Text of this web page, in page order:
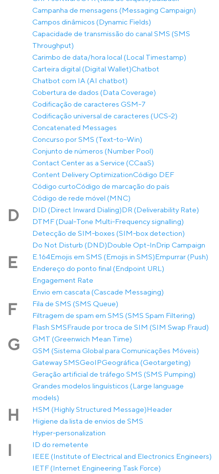
Campanha de mensagens (Messaging Campaign)
Campos dinâmicos (Dynamic Fields)
Capacidade de transmissão do canal SMS (SMS
Throughput)
Carimbo de data/hora local (Local Timestamp)
Carteira digital (Digital Wallet)Chatbot
Chatbot com IA (AI chatbot)
Cobertura de dados (Data Coverage)
Codificação de caracteres GSM-7
Codificação universal de caracteres (UCS-2)
Concatenated Messages
Concurso por SMS (Text-to-Win)
Conjunto de números (Number Pool)
Contact Center as a Service (CCaaS)
Content Delivery OptimizationCódigo DEF
Código curtoCódigo de marcação do país
Código de rede móvel (MNC)
D DID (Direct Inward Dialing)DR (Deliverability Rate)
DTMF (Dual-Tone Multi-Frequency signalling)
Detecção de SIM-boxes (SIM-box detection)
Do Not Disturb (DND)Double Opt-InDrip Campaign
E E.164Emojis em SMS (Emojis in SMS)Empurrar (Push)
Endereço do ponto final (Endpoint URL)
Engagement Rate
Envio em cascata (Cascade Messaging)
F
Fila de SMS (SMS Queue)
Filtragem de spam em SMS (SMS Spam Filtering)
Flash SMSFraude por troca de SIM (SIM Swap Fraud)
G
GMT (Greenwich Mean Time)
GSM (Sistema Global para Comunicações Móveis)
Gateway SMSGeoIPGeográfica (Geotargeting)
Geração artificial de tráfego SMS (SMS Pumping)
Grandes modelos linguísticos (Large language
models)
H HSM (Highly Structured Message)Header
Higiene da lista de envios de SMS
Hyper-personalization
I
ID do remetente
IEEE (Institute of Electrical and Electronics Engineers)
IETF (Internet Engineering Task Force)